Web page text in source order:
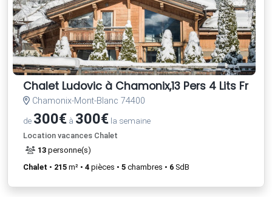
Chalet Ludovic à Chamonix,13 Pers 4 Lits
Chamonix-Mont-Blanc 74400
de 300€ à 300€ la semaine
Location vacances Chalet
13 personne(s)
Chalet • 215 m² • 4 pièces • 5 chambres • 6 SdB